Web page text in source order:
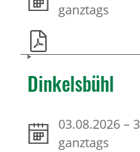
ganztags
Dinkelsbühl
03.08.2026 –
ganztags